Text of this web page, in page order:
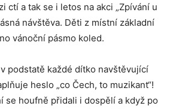
ctí a tak se i letos na akci „Zpívání u
návštěva. Děti z místní základní
vánoční pásmo koled.
podstatě každé dítko navštěvující
heslo „co Čech, to muzikant“!
se houfně přidali i dospělí a když po